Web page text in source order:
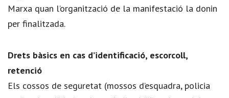
Marxa quan l’organització de la manifestació la donin
per finalitzada.
Drets bàsics en cas d’identificació, escorcoll,
retenció
Els cossos de seguretat (mossos d’esquadra, policia